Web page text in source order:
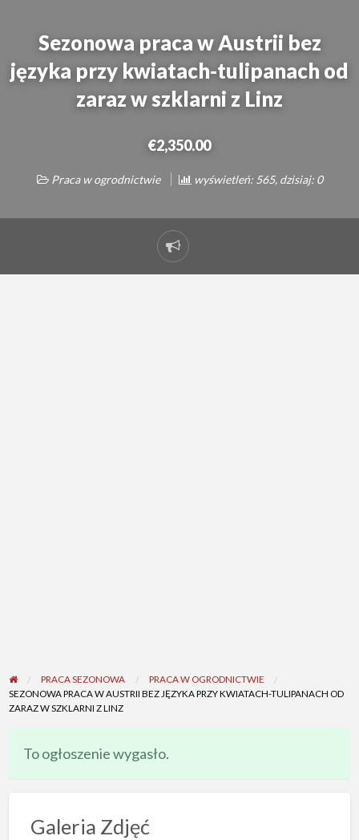
Sezonowa praca w Austrii bez
języka przy kwiatach-tulipanach od
zaraz w szklarni z Linz
€2,350.00
Praca w ogrodnictwie wyświetleń: 565, dzisiaj: 0
Zgłoś
problem
PRACA SEZONOWA
PRACA W OGRODNICTWIE
SEZONOWA PRACA W AUSTRII BEZ JĘZYKA PRZY KWIATACH-TULIPANACH OD
ZARAZ W SZKLARNI Z LINZ
To ogłoszenie wygasło.
Galeria Zdjęć